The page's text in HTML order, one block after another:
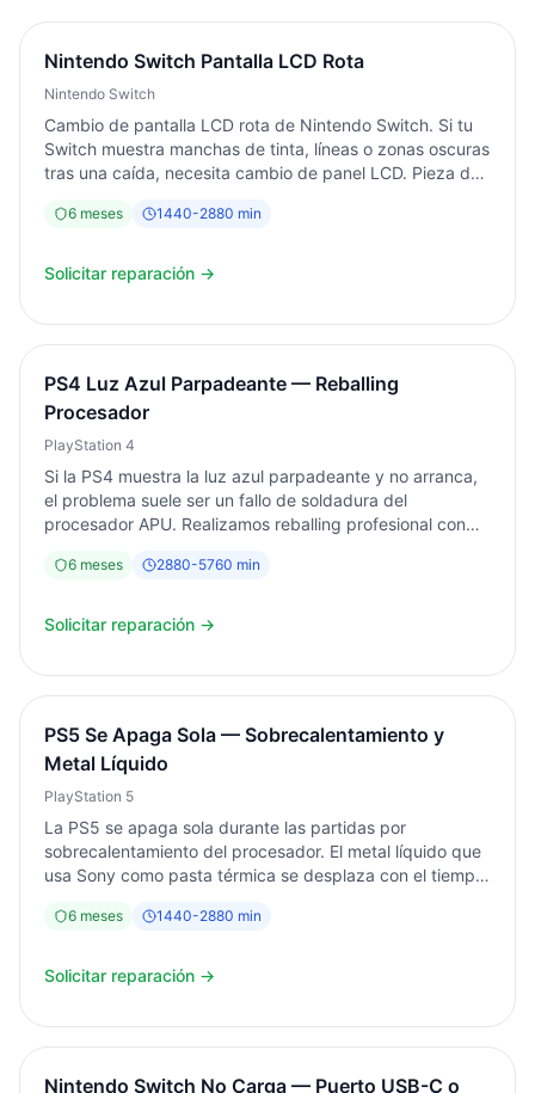
Nintendo Switch Pantalla LCD Rota
Nintendo Switch
Cambio de pantalla LCD rota de Nintendo Switch. Si tu
Switch muestra manchas de tinta, líneas o zonas oscuras
tras una caída, necesita cambio de panel LCD. Pieza de
Garantía 6 meses. Torrent, Valencia.
6 meses 1440-2880 min
Solicitar reparación →
PS4 Luz Azul Parpadeante — Reballing
Procesador
PlayStation 4
Si la PS4 muestra la luz azul parpadeante y no arranca,
el problema suele ser un fallo de soldadura del
procesador APU. Realizamos reballing profesional con
Garantía 6 meses por escrito. Desde 2003 en Torrent.
6 meses 2880-5760 min
Solicitar reparación →
PS5 Se Apaga Sola — Sobrecalentamiento y
Metal Líquido
PlayStation 5
La PS5 se apaga sola durante las partidas por
sobrecalentamiento del procesador. El metal líquido que
usa Sony como pasta térmica se desplaza con el tiempo,
desmontamos completamente la consola, limpiamos el
ventilador. Diagnóstico siempre gratuito. Garantía 6
6 meses 1440-2880 min
Solicitar reparación →
Nintendo Switch No Carga — Puerto USB-C o